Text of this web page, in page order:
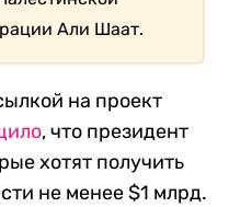
Али Шаат.
на проект
, что президент
хотят получить
не менее $1 млрд.